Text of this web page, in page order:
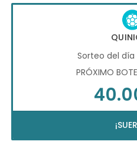
Sorteo del
PRÓXIMO